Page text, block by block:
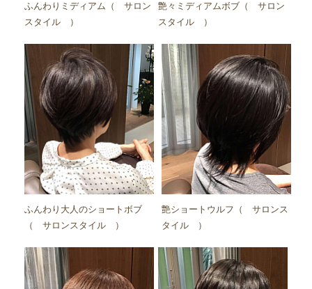
ふんわりミディアム（ サロン
スタイル ）
艶々ミディアムボブ（ サロン
スタイル ）
ふんわり大人のショートボブ
（ サロンスタイル ）
艶ショートウルフ（ サロンス
タイル ）